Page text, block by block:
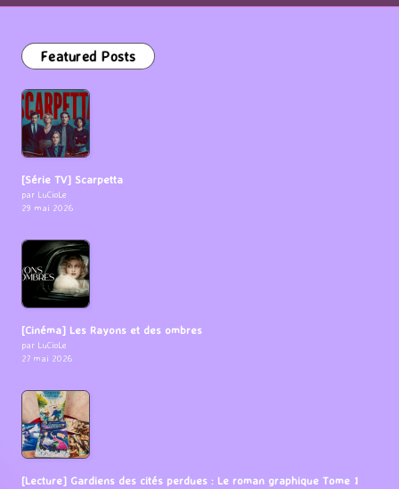
Featured Posts
[Série TV] Scarpetta
par LuCioLe
29 mai 2026
[Cinéma] Les Rayons et des ombres
par LuCioLe
27 mai 2026
[Lecture] Gardiens des cités perdues : Le roman graphique Tome 1